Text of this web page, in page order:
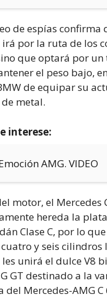
de espías confirma
irá por la ruta de los
que optará por un
el peso bajo,
de equipar su
metal.
interese:
AMG. VIDEO
motor, el Mercedes
hereda la
Clase C, por lo
y seis cilindros
les unirá el dulce V8
GT destinado a la
Mercedes-AMG C